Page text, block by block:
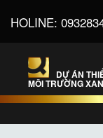
HOLINE:
DỰ ÁN
MÔI TRƯỜNG